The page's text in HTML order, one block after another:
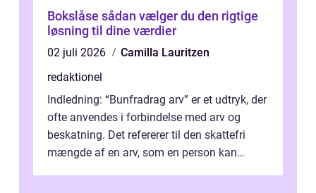
Bokslåse sådan vælger du den rigtige
løsning til dine værdier
02 juli 2026
Camilla Lauritzen
redaktionel
Indledning: “Bunfradrag arv” er et udtryk, der
ofte anvendes i forbindelse med arv og
beskatning. Det refererer til den skattefri
mængde af en arv, som en person kan